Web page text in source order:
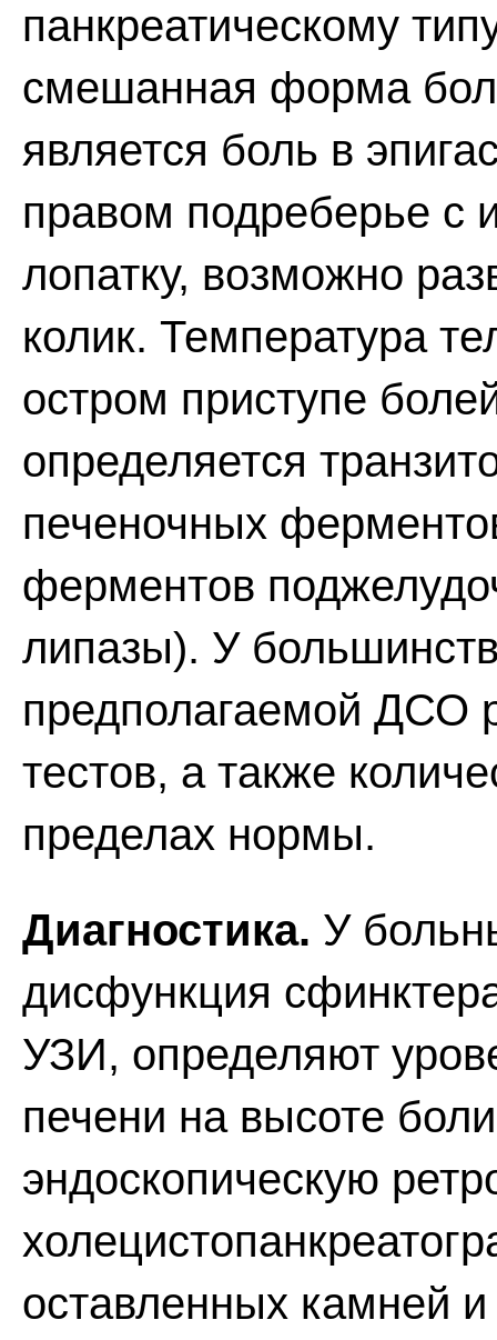
панкреатическому
смешанная форма
является боль в
правом подреберье с
лопатку, возможно
колик. Температура
остром приступе
определяется
печеночных
ферментов
липазы). У
предполагаемой ДСО
тестов, а также
пределах нормы.
Диагностика. У
дисфункция
УЗИ, определяют
печени на высоте
эндоскопическую
оставленных камней и